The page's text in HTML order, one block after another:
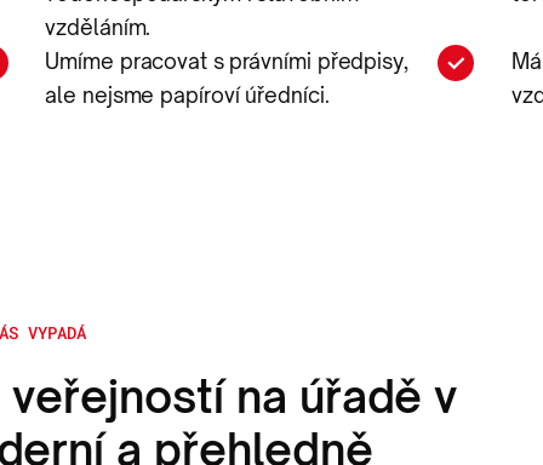
vzděláním.
Umíme pracovat s právními předpisy,
ale nejsme papíroví úředníci.
VYPADÁ
na úřadě v
a přehledně